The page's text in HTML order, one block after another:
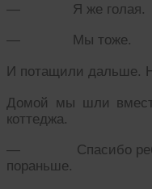
— Я же голая.
— Мы тоже.
И потащили дальше.
Домой мы шли
коттеджа.
— Спасибо ребята.
пораньше.